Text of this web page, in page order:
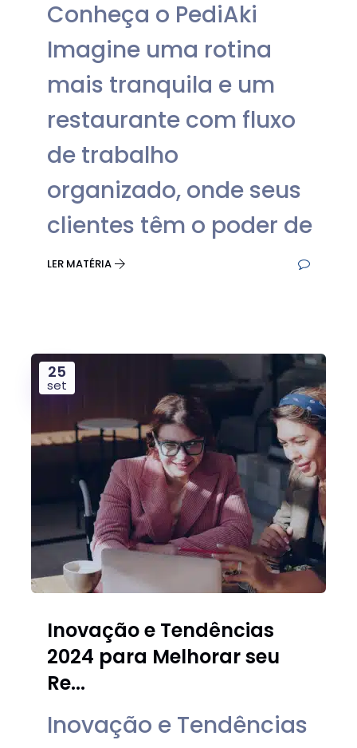
Conheça o PediAki
Imagine uma rotina
mais tranquila e um
restaurante com fluxo
de trabalho
organizado, onde seus
clientes têm o poder de
LER MATÉRIA
25
set
Inovação e Tendências
2024 para Melhorar seu
Re...
Inovação e Tendências